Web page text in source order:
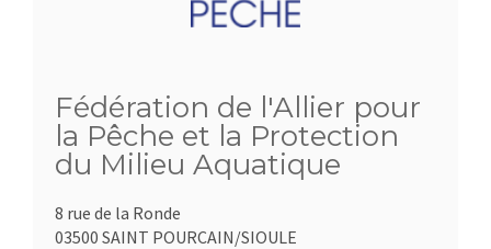
Fédération de l'Allier pour
la Pêche et la Protection
du Milieu Aquatique
8 rue de la Ronde
03500 SAINT POURCAIN/SIOULE